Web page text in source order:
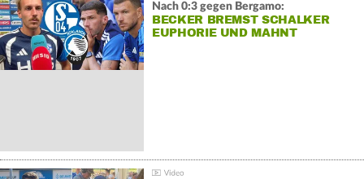
Nach 0:3 gegen Bergamo:
BECKER BREMST SCHALKER
EUPHORIE UND MAHNT